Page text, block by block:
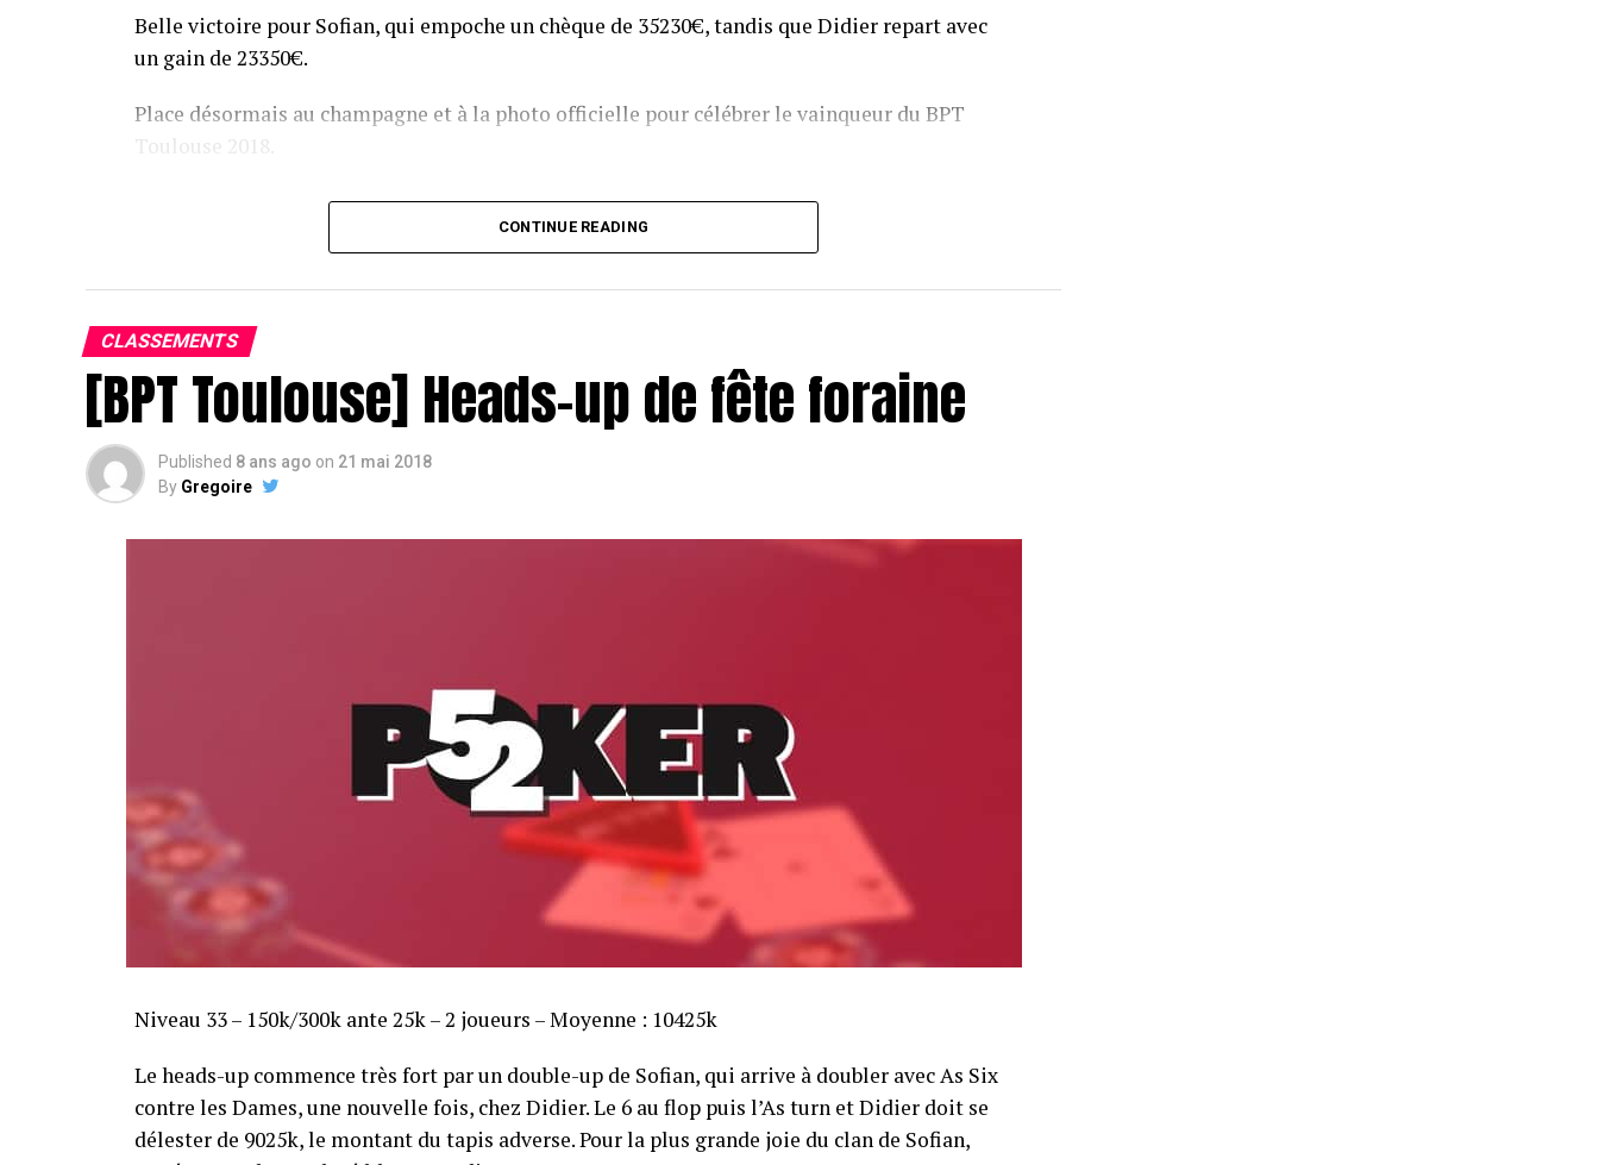
Belle victoire pour Sofian, qui empoche un chèque de 35230€, tandis que Didier repart avec
un gain de 23350€.
Place désormais au champagne et à la photo officielle pour célébrer le vainqueur du BPT
Toulouse 2018.
Assis devant une tonne, Sofian remporte le trophée du BPT Toulouse 2018, en costaud !
Sofian Benaissa, vainqueur bien entouré !
CONTINUE READING
CLASSEMENTS
[BPT Toulouse] Heads-up de fête foraine
Published 8 ans ago on 21 mai 2018
By Gregoire
Niveau 33 – 150k/300k ante 25k – 2 joueurs – Moyenne : 10425k
Le heads-up commence très fort par un double-up de Sofian, qui arrive à doubler avec As Six
contre les Dames, une nouvelle fois, chez Didier. Le 6 au flop puis l’As turn et Didier doit se
délester de 9025k, le montant du tapis adverse. Pour la plus grande joie du clan de Sofian,